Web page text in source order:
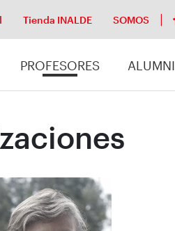
Tienda INALDE SOMOS
PROFESORES ALUMNI